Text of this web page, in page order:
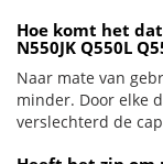
Hoe komt het dat
N550JK Q550L
Naar mate van
minder. Door elke
verslechterd de